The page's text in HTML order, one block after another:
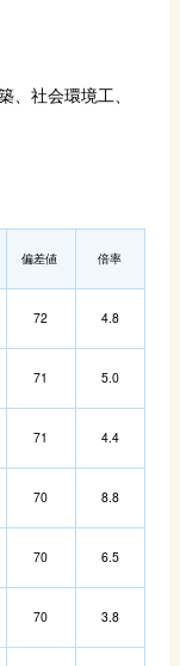
、社会環境工、
偏差値 倍率
72 4.8
71 5.0
71 4.4
70 8.8
70 6.5
70 3.8